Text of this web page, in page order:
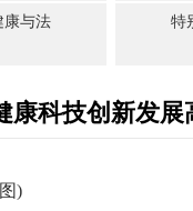
康与法 特
康科技创新发展
)